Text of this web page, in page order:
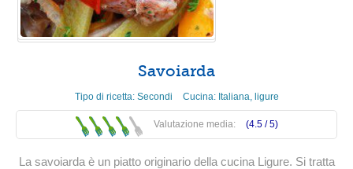
Savoiarda
Tipo di ricetta: Secondi Cucina: Italiana ligure
Valutazione media: (4.5 /5)
La savoiarda è un piatto originario della cucina Ligure. Si tratta